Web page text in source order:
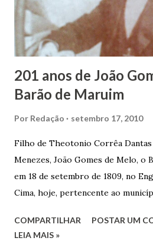
em defender o pão como garçon,
que trabalhar copiosamente fora
trocas de gorjetas que c...
201 anos de João
Barão de Maruim
Por Redação setembro 17, 2010
Filho de Theotonio Corrêa Dantas
Menezes, João Gomes de Melo, o
em 18 de setembro de 1809, no
Cima, hoje, pertencente ao
José de Faro Leitão, porém o
COMPARTILHAR
POSTAR UM
LEIA MAIS »